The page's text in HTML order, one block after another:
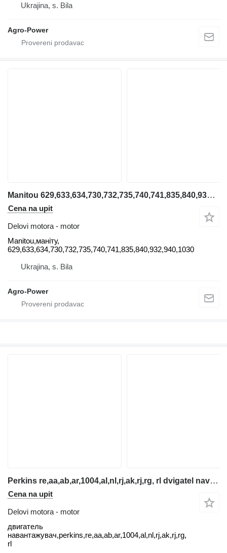
Ukrajina, s. Bila
Agro-Power
Manitou 629,633,634,730,732,735,740,741,835,840,932,940,1030 Manitou motor za Manitou 629,633,634,730,732,735,740,741,835,840,932,940,1030 teleskopskog utovarivača
Cena na upit
Delovi motora - motor
Manitou,маніту,
629,633,634,730,732,735,740,741,835,840,932,940,1030
Ukrajina, s. Bila
Agro-Power
Perkins re,aa,ab,ar,1004,al,nl,rj,ak,rj,rg, rl dvigatel navantazh motor za teleskopskog utovarivača
Cena na upit
Delovi motora - motor
двигатель
навантажувач,perkins,re,aa,ab,ar,1004,al,nl,rj,ak,rj,rg,
rl